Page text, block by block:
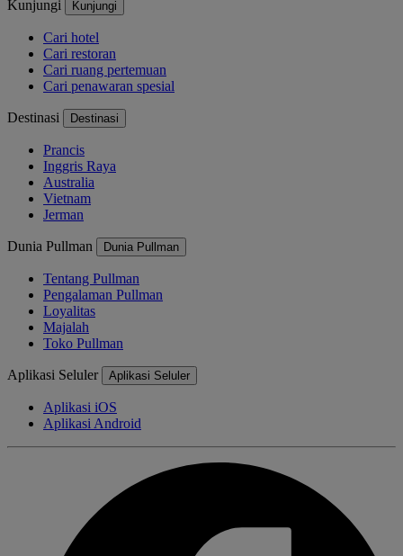
Kunjungi Kunjungi
Cari hotel
Cari restoran
Cari ruang pertemuan
Cari penawaran spesial
Destinasi Destinasi
Prancis
Inggris Raya
Australia
Vietnam
Jerman
Dunia Pullman Dunia Pullman
Tentang Pullman
Pengalaman Pullman
Loyalitas
Majalah
Toko Pullman
Aplikasi Seluler Aplikasi Seluler
Aplikasi iOS
Aplikasi Android